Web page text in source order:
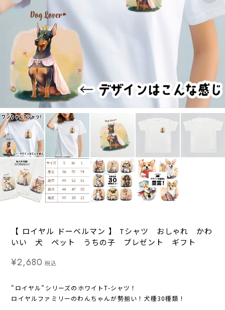
【 ロイヤル ドーベルマン 】 Tシャツ おしゃれ かわ
いい 犬 ペット うちの子 プレゼント ギフト
¥2,680 税込
"ロイヤル”シリーズのホワイトT-シャツ！
ロイヤルファミリーのわんちゃんが勢揃い！犬種30種類！